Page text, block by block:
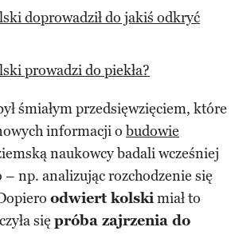
doprowadził do jakiś odkryć
prowadzi do piekła?
śmiałym przedsięwzięciem, które
informacji o budowie
naukowcy badali wcześniej
– np. analizując rozchodzenie się
odwiert kolskimiał to
się próba zajrzenia do